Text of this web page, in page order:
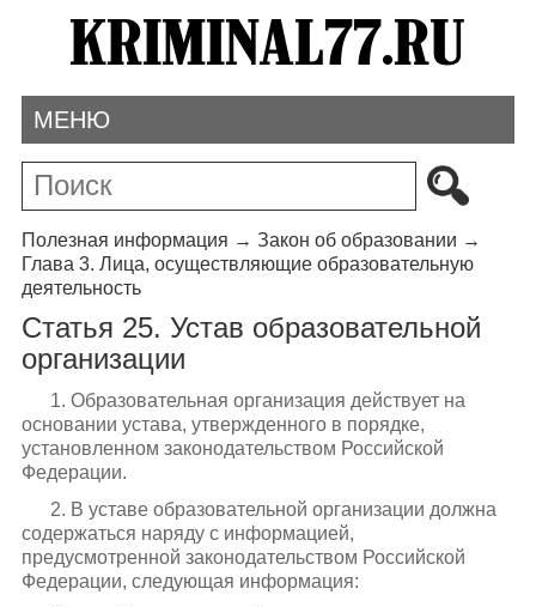
МЕНЮ
Полезная информация → Закон об образовании →
Глава 3. Лица, осуществляющие образовательную
деятельность
Статья 25. Устав образовательной
организации
1. Образовательная организация действует на
основании устава, утвержденного в порядке,
установленном законодательством Российской
Федерации.
2. В уставе образовательной организации должна
содержаться наряду с информацией,
предусмотренной законодательством Российской
Федерации, следующая информация: